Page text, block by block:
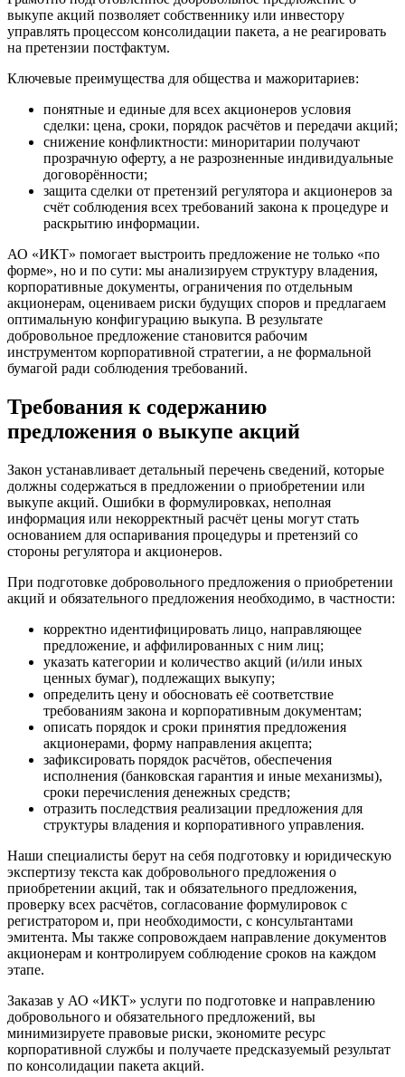
выкупе акций позволяет собственнику или инвестору
управлять процессом консолидации пакета, а не реагировать
на претензии постфактум.
Ключевые преимущества для общества и мажоритариев:
понятные и единые для всех акционеров условия
сделки: цена, сроки, порядок расчётов и передачи акций;
снижение конфликтности: миноритарии получают
прозрачную оферту, а не разрозненные индивидуальные
договорённости;
защита сделки от претензий регулятора и акционеров за
счёт соблюдения всех требований закона к процедуре и
раскрытию информации.
АО «ИКТ» помогает выстроить предложение не только «по
форме», но и по сути: мы анализируем структуру владения,
корпоративные документы, ограничения по отдельным
акционерам, оцениваем риски будущих споров и предлагаем
оптимальную конфигурацию выкупа. В результате
добровольное предложение становится рабочим
инструментом корпоративной стратегии, а не формальной
бумагой ради соблюдения требований.
Требования к содержанию
предложения о выкупе акций
Закон устанавливает детальный перечень сведений, которые
должны содержаться в предложении о приобретении или
выкупе акций. Ошибки в формулировках, неполная
информация или некорректный расчёт цены могут стать
основанием для оспаривания процедуры и претензий со
стороны регулятора и акционеров.
При подготовке добровольного предложения о приобретении
акций и обязательного предложения необходимо, в частности:
корректно идентифицировать лицо, направляющее
предложение, и аффилированных с ним лиц;
указать категории и количество акций (и/или иных
ценных бумаг), подлежащих выкупу;
определить цену и обосновать её соответствие
требованиям закона и корпоративным документам;
описать порядок и сроки принятия предложения
акционерами, форму направления акцепта;
зафиксировать порядок расчётов, обеспечения
исполнения (банковская гарантия и иные механизмы),
сроки перечисления денежных средств;
отразить последствия реализации предложения для
структуры владения и корпоративного управления.
Наши специалисты берут на себя подготовку и юридическую
экспертизу текста как добровольного предложения о
приобретении акций, так и обязательного предложения,
проверку всех расчётов, согласование формулировок с
регистратором и, при необходимости, с консультантами
эмитента. Мы также сопровождаем направление документов
акционерам и контролируем соблюдение сроков на каждом
этапе.
Заказав у АО «ИКТ» услуги по подготовке и направлению
добровольного и обязательного предложений, вы
минимизируете правовые риски, экономите ресурс
корпоративной службы и получаете предсказуемый результат
по консолидации пакета акций.